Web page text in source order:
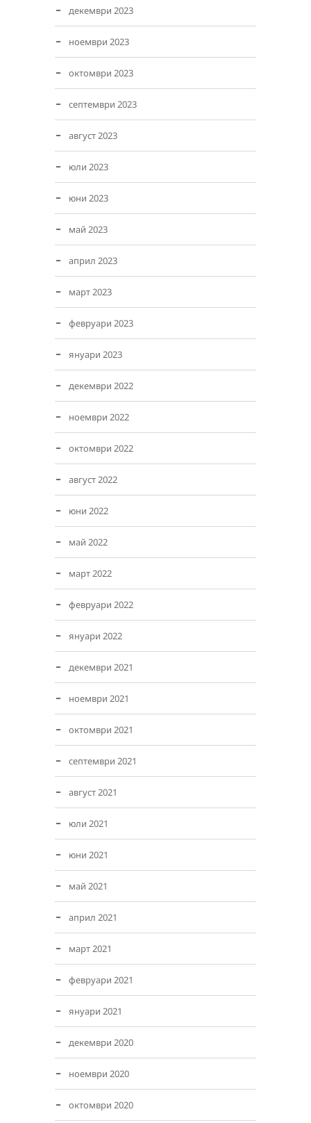
декември 2023
ноември 2023
октомври 2023
септември 2023
август 2023
юли 2023
юни 2023
май 2023
април 2023
март 2023
февруари 2023
януари 2023
декември 2022
ноември 2022
октомври 2022
август 2022
юни 2022
май 2022
март 2022
февруари 2022
януари 2022
декември 2021
ноември 2021
октомври 2021
септември 2021
август 2021
юли 2021
юни 2021
май 2021
април 2021
март 2021
февруари 2021
януари 2021
декември 2020
ноември 2020
октомври 2020